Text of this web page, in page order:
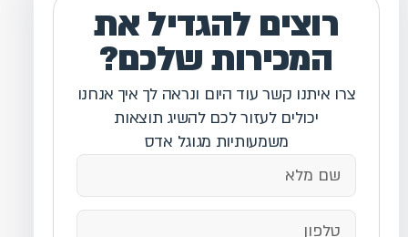
רוצים להגדיל את
המכירות שלכם?
צרו איתנו קשר עוד היום ונראה לך איך אנחנו
יכולים לעזור לכם להשיג תוצאות
משמעותיות מגוגל אדס